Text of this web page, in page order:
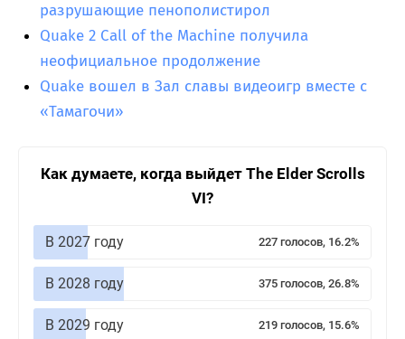
разрушающие пенополистирол
Quake 2 Call of the Machine получила
неофициальное продолжение
Quake вошел в Зал славы видеоигр вместе с
«Тамагочи»
Как думаете, когда выйдет The Elder Scrolls
VI?
В 2027 году 227 голосов, 16.2%
В 2028 году 375 голосов, 26.8%
В 2029 году 219 голосов, 15.6%